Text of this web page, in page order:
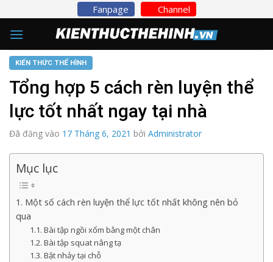
to
content
Fanpage Channel
KIẾN THỨC THỂ HÌNH
Tổng hợp 5 cách rèn luyện thể
lực tốt nhất ngay tại nhà
Đã đăng vào 17 Tháng 6, 2021 bởi Administrator
Mục lục
1. Một số cách rèn luyện thể lực tốt nhất không nên bỏ
qua
1.1. Bài tập ngồi xổm bằng một chân
1.2. Bài tập squat nâng tạ
1.3. Bật nhảy tại chỗ